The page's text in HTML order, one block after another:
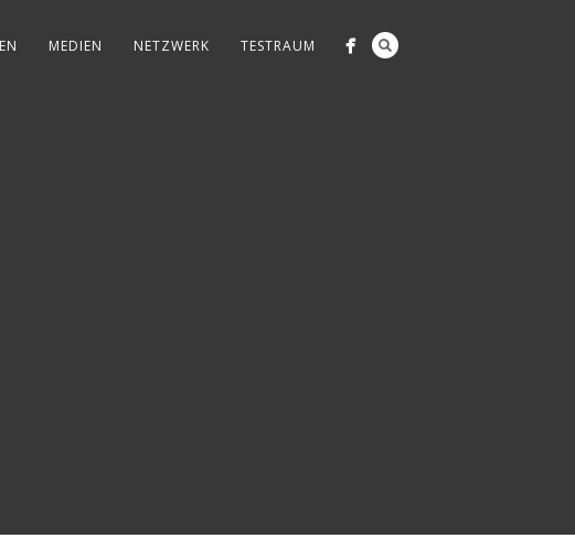
MEDIEN NETZWERK TESTRAUM